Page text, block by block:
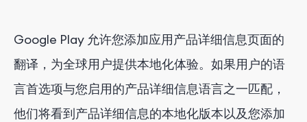
Google Play 允许您添加应用产品详细信息页面的
翻译，为全球用户提供本地化体验。如果用户的语
言首选项与您启用的产品详细信息语言之一匹配，
他们将看到产品详细信息的本地化版本以及您添加